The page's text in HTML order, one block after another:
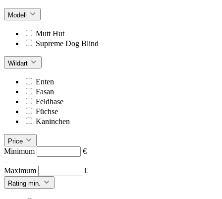
Modell
Mutt Hut
Supreme Dog Blind
Wildart
Enten
Fasan
Feldhase
Füchse
Kaninchen
Price
Minimum
€
–
Maximum
€
Rating min.